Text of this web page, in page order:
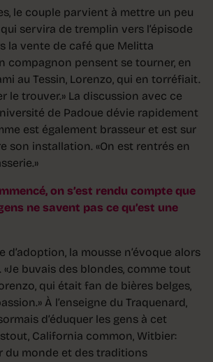
le couple parvient à mettre un peu
servira de tremplin vers l’épisode
la vente de café que Melitta
compagnon pensent se tourner, en
au Tessin, Lorenzo, qui en torréfiait.
le trouver.» La discussion avec ce
de Padoue dévie rapidement
est également brasseur et est sur
son installation. «On est rentrés en
on s’est rendu compte que
ne savent pas ce qu’est une
d’adoption, la mousse n’évoque alors
buvais des blondes, comme tout
qui était fan de bières belges,
À l’enseigne du Traquenard,
d’éduquer les gens à cet
California common, Witbier:
du monde et des traditions